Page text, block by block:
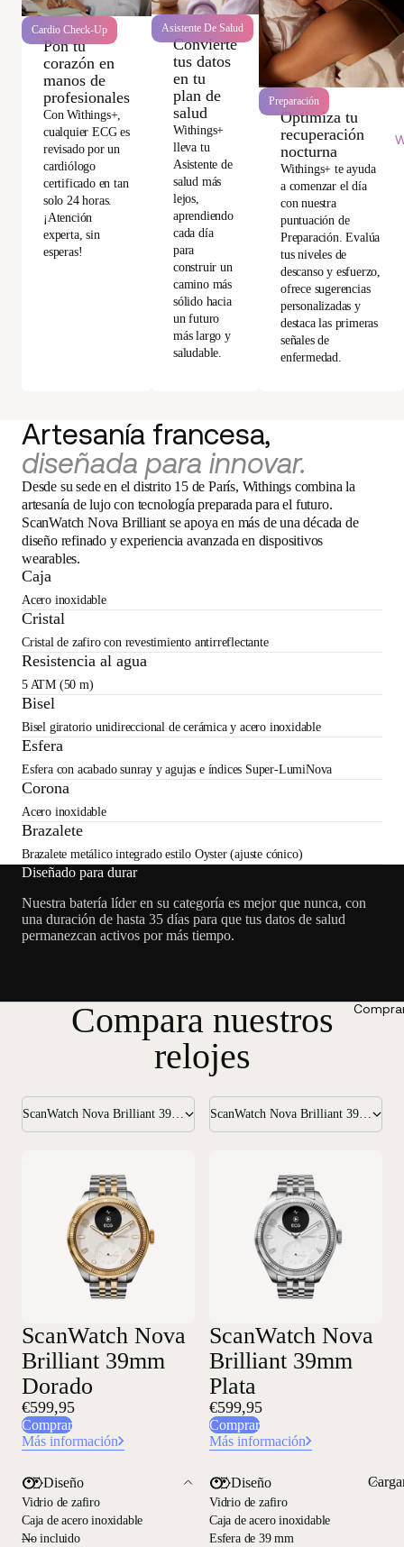
Cardio Check-Up
Pon tu
corazón en
manos de
profesionales
Con Withings+,
cualquier ECG es
revisado por un
cardiólogo
certificado en tan
solo 24 horas.
¡Atención
experta, sin
esperas!
Asistente De Salud
Convierte
tus datos
en tu
plan de
salud
Withings+
lleva tu
Asistente de
salud más
lejos,
aprendiendo
cada día
para
construir un
camino más
sólido hacia
un futuro
más largo y
saludable.
Preparación
Optimiza tu
recuperación
nocturna
Withings+ te ayuda
a comenzar el día
con nuestra
puntuación de
Preparación. Evalúa
tus niveles de
descanso y esfuerzo,
ofrece sugerencias
personalizadas y
destaca las primeras
señales de
enfermedad.
Artesanía francesa,
diseñada para innovar.
Desde su sede en el distrito 15 de París, Withings combina la
artesanía de lujo con tecnología preparada para el futuro.
ScanWatch Nova Brilliant se apoya en más de una década de
diseño refinado y experiencia avanzada en dispositivos
wearables.
Caja
Acero inoxidable
Cristal
Cristal de zafiro con revestimiento antirreflectante
Resistencia al agua
5 ATM (50 m)
Bisel
Bisel giratorio unidireccional de cerámica y acero inoxidable
Esfera
Esfera con acabado sunray y agujas e índices Super-LumiNova
Corona
Acero inoxidable
Brazalete
Brazalete metálico integrado estilo Oyster (ajuste cónico)
Diseñado para durar
Nuestra batería líder en su categoría es mejor que nunca, con
una duración de hasta 35 días para que tus datos de salud
permanezcan activos por más tiempo.
Compara nuestros
relojes
ScanWatch Nova
Brilliant 39mm
Dorado
€599,95
Comprar
Más información
Diseño
Vidrio de zafiro
Caja de acero inoxidable
—
No incluido
ScanWatch Nova
Brilliant 39mm
Plata
€599,95
Comprar
Más información
Diseño
Vidrio de zafiro
Caja de acero inoxidable
Esfera de 39 mm